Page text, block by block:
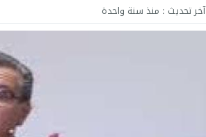
آخر تحديث : منذ سنة واحدة